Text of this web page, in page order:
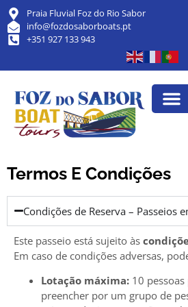
Praia Fluvial Foz do Rio Sabor
info@fozdosaborboats.pt
+351 927 133 943
Termos E Condições
Condições de Reserva – Passeios
Este passeio está sujeito às
Em caso de condições adversas,
Lotação máxima: 10
preencher por um grupo de